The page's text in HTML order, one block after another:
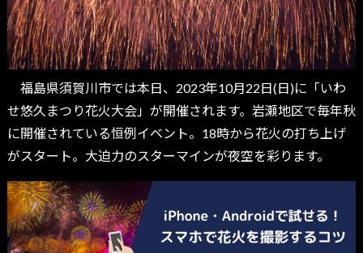
福島県須賀川市では本日、2023年10月22日(日)に「いわ
せ悠久まつり花火大会」が開催されます。岩瀬地区で毎年秋
に開催されている恒例イベント。18時から花火の打ち上げ
がスタート。大迫力のスターマインが夜空を彩ります。